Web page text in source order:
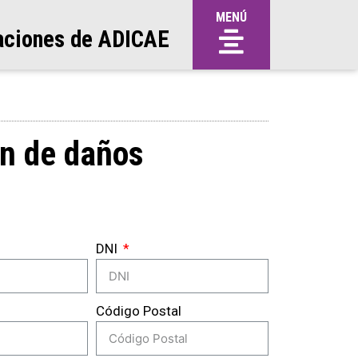
de ADICAE
MENÚ
de daños
DNI
Código Postal